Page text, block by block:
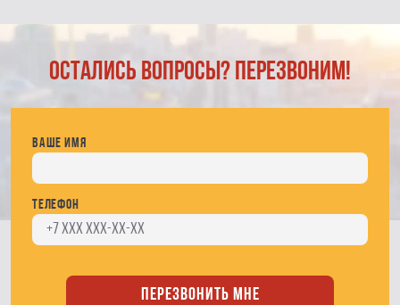
Остались вопросы? Перезвоним!
Ваше имя
Телефон
Перезвонить мне